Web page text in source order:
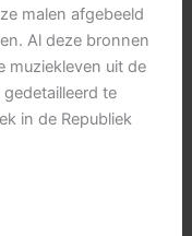
malen afgebeeld
Al deze bronnen
muziekleven uit de
te
in de Republiek